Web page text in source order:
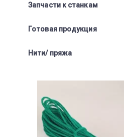
Запчасти к станкам
Готовая продукция
Нити/ пряжа